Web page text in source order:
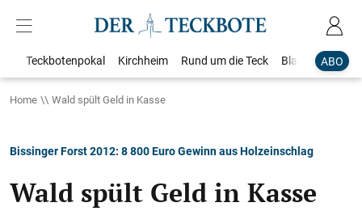
ABO
Teckbotenpokal Kirchheim Rund um die Teck Blaulicht
Home Wald spült Geld in Kasse
Bissinger Forst 2012: 8 800 Euro Gewinn aus Holzeinschlag
Wald spült Geld in Kasse